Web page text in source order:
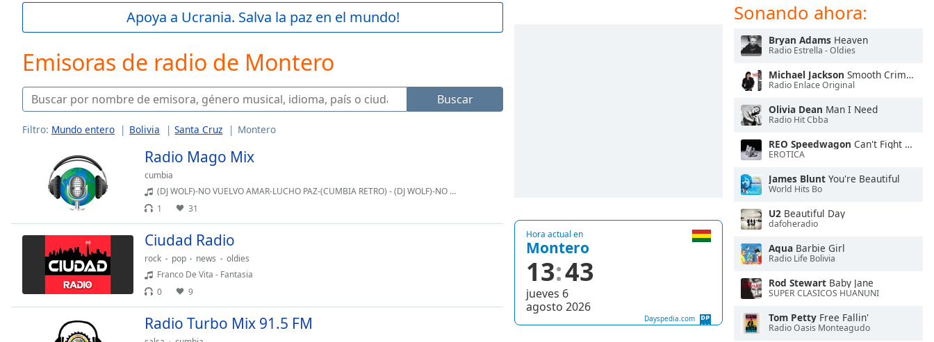
Current
Duration
-:-
Loaded:
Stream
TypeLIVE
Remaining
Apoya a Ucrania. Salva la paz en el mundo!
Emisoras de radio de Montero
Buscar
Filtro: Mundo entero Bolivia Santa Cruz Montero
Radio Mago Mix
cumbia
(DJ WOLF)-NO VUELVO AMAR-LUCHO PAZ-(CUMBIA RETRO) - (DJ WOLF)-NO VUELVO AMAR-LUCHO PAZ-(CUMBIA RETRO)
1
31
Ciudad Radio
rock pop news
oldies
Franco De Vita - Fantasia
0
9
Radio Turbo Mix 91.5 FM
Hora actual en
Montero
13 43
jueves 6
agosto 2026
Dayspedia.com
Sonando ahora:
Bryan Adams Heaven
Radio Estrella - Oldies
Michael Jackson Smooth Criminal
Radio Enlace Original
Olivia Dean Man I Need
Radio Hit Cbba
REO Speedwagon Can't Fight This Feeling
EROTICA
James Blunt You're Beautiful
World Hits Bo
U2 Beautiful Day
dafoheradio
Aqua Barbie Girl
Radio Life Bolivia
Rod Stewart Baby Jane
SUPER CLASICOS HUANUNI
Tom Petty Free Fallin'
Radio Oasis Monteagudo